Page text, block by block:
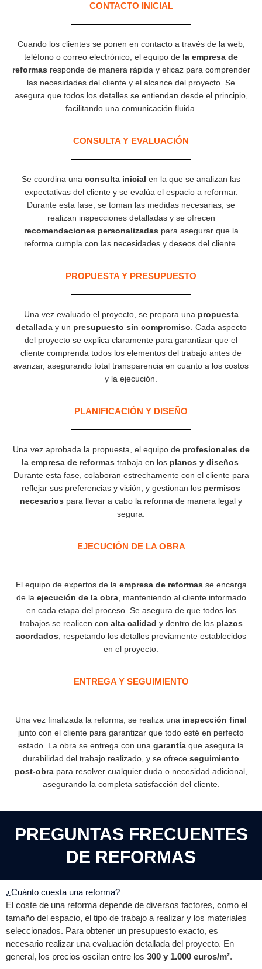
CONTACTO INICIAL
Cuando los clientes se ponen en contacto a través de la web,
teléfono o correo electrónico, el equipo de la empresa de
reformas responde de manera rápida y eficaz para comprender
las necesidades del cliente y el alcance del proyecto. Se
asegura que todos los detalles se entiendan desde el principio,
facilitando una comunicación fluida.
CONSULTA Y EVALUACIÓN
Se coordina una consulta inicial en la que se analizan las
expectativas del cliente y se evalúa el espacio a reformar.
Durante esta fase, se toman las medidas necesarias, se
realizan inspecciones detalladas y se ofrecen
recomendaciones personalizadas para asegurar que la
reforma cumpla con las necesidades y deseos del cliente.
PROPUESTA Y PRESUPUESTO
Una vez evaluado el proyecto, se prepara una propuesta
detalladay un presupuesto sin compromiso . Cada aspecto
del proyecto se explica claramente para garantizar que el
cliente comprenda todos los elementos del trabajo antes de
avanzar, asegurando total transparencia en cuanto a los costos
y la ejecución.
PLANIFICACIÓN Y DISEÑO
Una vez aprobada la propuesta, el equipo de profesionales de
la empresa de reformas trabaja en los planos y diseños
Durante esta fase, colaboran estrechamente con el cliente para
reflejar sus preferencias y visión, y gestionan los permisos
necesarios para llevar a cabo la reforma de manera legal y
segura.
EJECUCIÓN DE LA OBRA
El equipo de expertos de la empresa de reformas se encarga
de la ejecución de la obra, manteniendo al cliente informado
en cada etapa del proceso. Se asegura de que todos los
trabajos se realicen con alta calidad y dentro de los plazos
acordados , respetando los detalles previamente establecidos
en el proyecto.
ENTREGA Y SEGUIMIENTO
Una vez finalizada la reforma, se realiza una inspección final
junto con el cliente para garantizar que todo esté en perfecto
estado. La obra se entrega con una garantía que asegura la
durabilidad del trabajo realizado, y se ofrece seguimiento
post-obra para resolver cualquier duda o necesidad adicional,
asegurando la completa satisfacción del cliente.
PREGUNTAS FRECUENTES
DE REFORMAS
¿Cuánto cuesta una reforma?
El coste de una reforma depende de diversos factores, como el
tamaño del espacio, el tipo de trabajo a realizar y los materiales
seleccionados. Para obtener un presupuesto exacto, es
necesario realizar una evaluación detallada del proyecto. En
general, los precios oscilan entre los 300 y 1.000 euros/m².